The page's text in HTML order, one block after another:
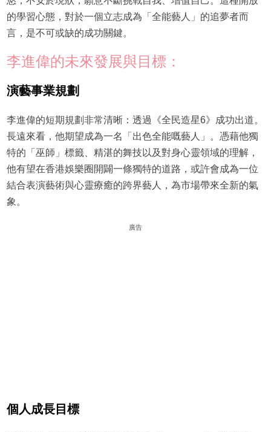
的學習心態，對於一個立志成為「全能藝人」的追夢者而
言，是不可或缺的成功關鍵。
李進偉的未來發展與目標：
演藝事業規劃
李進偉的短期規劃非常清晰：透過《全民造星6》成功出道。
長遠來看，他期望成為一名「出色全能嘅藝人」。憑藉他獨
特的「巫師」標籤、精湛的舞技以及對身心靈領域的理解，
他有望在香港娛樂圈開闢一條獨特的道路，或許會成為一位
結合表演藝術與心靈療癒的跨界藝人，為市場帶來全新的氣
象。
廣告
個人成長目標